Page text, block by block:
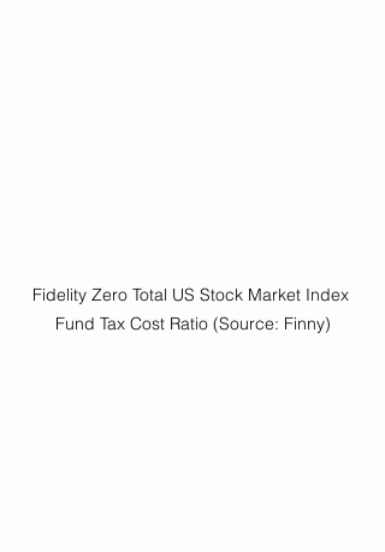
Fidelity Zero Total US Stock Market Index
Fund Tax Cost Ratio (Source: Finny)